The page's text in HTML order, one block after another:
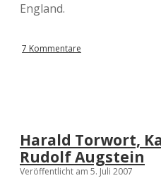
r
a
l
England.
7 Kommentare
Harald Torwort,
Rudolf Augstein
Veröffentlicht am 5. Juli 2007